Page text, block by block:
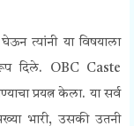
त्यांनी या विषयाला
दिले. OBC Caste
प्रयत्न केला. या सर्व
भारी, उसकी उतनी